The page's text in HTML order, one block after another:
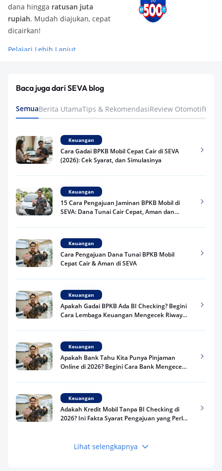
dana hingga ratusan juta
rupiah. Mudah diajukan, cepat
dicairkan!
Pelajari Lebih Lanjut
Baca juga dari SEVA blog
SemuaBerita UtamaTips & RekomendasiReview Otomotif
Keuangan
Cara Gadai BPKB Mobil Cepat Cair di SEVA
(2026): Cek Syarat, dan Simulasinya
Keuangan
15 Cara Pengajuan Jaminan BPKB Mobil di
SEVA: Dana Tunai Cair Cepat, Aman dan
Keuangan
Cara Pengajuan Dana Tunai BPKB Mobil
Cepat Cair & Aman di SEVA
Keuangan
Apakah Gadai BPKB Ada BI Checking? Begini
Cara Lembaga Keuangan Mengecek Riwayat
Keuangan
Apakah Bank Tahu Kita Punya Pinjaman
Online di 2026? Begini Cara Bank Mengecek
Keuangan
Adakah Kredit Mobil Tanpa BI Checking di
2026? Ini Fakta Syarat Pengajuan yang Perlu
Keuangan
Lihat selengkapnya